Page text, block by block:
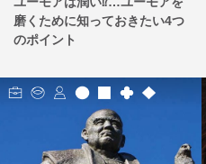
磨くために知っておきたい4つ
のポイント